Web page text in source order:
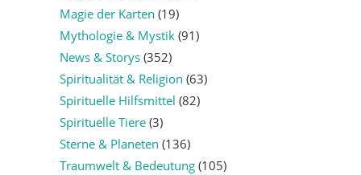
Magie der Karten (19)
Mythologie & Mystik(91)
News & Storys(352)
Spiritualität & Religion (63)
Spirituelle Hilfsmittel (82)
Spirituelle Tiere(3)
Sterne & Planeten (136)
Traumwelt & Bedeutung(105)